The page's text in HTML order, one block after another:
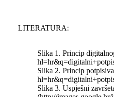
LITERATURA:
Slika 1. Princip
Slika 2. Princip
Slika 3. Uspješni